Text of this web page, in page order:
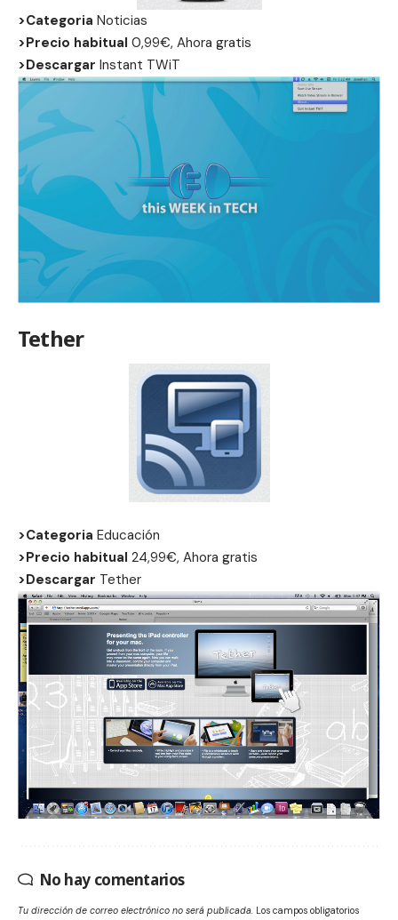
>Categoria Noticias
>Precio habitual 0,99€, Ahora gratis
>Descargar Instant TWiT
Tether
>Categoria Educación
>Precio habitual 24,99€, Ahora gratis
>Descargar Tether
No hay comentarios
Tu dirección de correo electrónico no será publicada. Los campos obligatorios